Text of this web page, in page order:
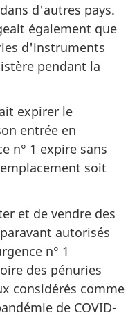
d'autres pays.
également que
d'instruments
pendant la
expirer le
entrée en
n° 1 expire sans
soit
et de vendre des
autorisés
n° 1
des pénuries
considérés comme
de COVID-